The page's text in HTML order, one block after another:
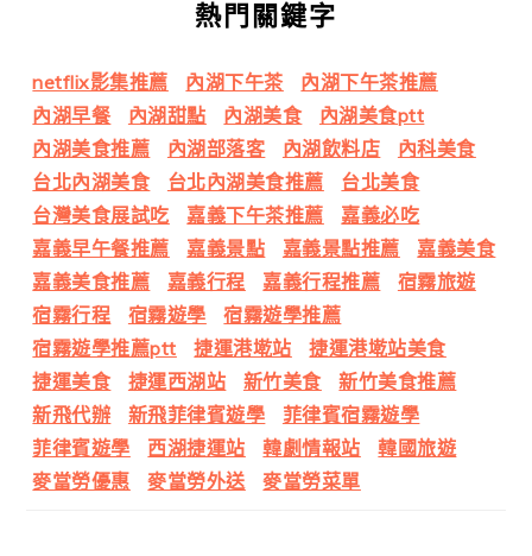
熱門關鍵字
netflix影集推薦 內湖下午茶
內湖下午茶推薦
內湖早餐
內湖甜點 內湖美食
內湖美食ptt
內湖美食推薦
內湖部落客 內湖飲料店
內科美食
台北內湖美食
台北內湖美食推薦
台北美食
台灣美食展試吃
嘉義下午茶推薦
嘉義必吃
嘉義早午餐推薦
嘉義景點 嘉義景點推薦
嘉義美食
嘉義美食推薦
嘉義行程 嘉義行程推薦
宿霧旅遊
宿霧行程
宿霧遊學
宿霧遊學推薦
宿霧遊學推薦ptt
捷運港墘站
捷運港墘站美食
捷運美食
捷運西湖站 新竹美食
新竹美食推薦
新飛代辦
新飛菲律賓遊學
菲律賓宿霧遊學
菲律賓遊學
西湖捷運站 韓劇情報站
韓國旅遊
麥當勞優惠
麥當勞外送 麥當勞菜單